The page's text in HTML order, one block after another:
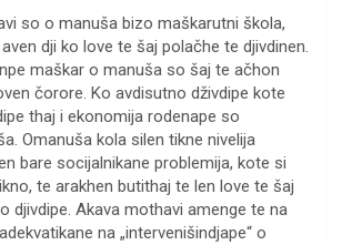
so o manuša bizo maškarutni škola,
dji ko love te šaj polačhe te djivdinen.
maškar o manuša so šaj te ačhon
čorore. Ko avdisutno dživdipe kote
thaj i ekonomija rodenape so
Omanuša kola silen tikne nivelija
bare socijalnikane problemija, kote si
te arakhen butithaj te len love te šaj
djivdipe. Akava mothavi amenge te na
na „intervenišindjape“ o